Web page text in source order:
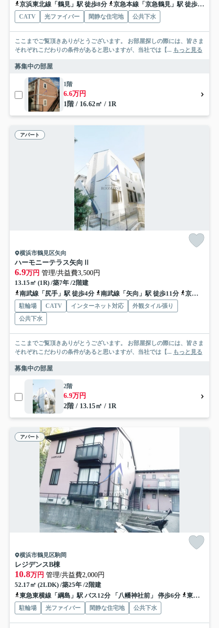
京浜東北線「鶴見」駅 徒歩8分
京急本線「京急鶴見」駅 徒歩9分
CATV 光ファイバー 閑静な住宅地 公共下水
ここまでご覧頂きありがとうございます。 お部屋探しの際には、皆さま
それぞれこだわりの条件があると思いますが、当社では【... もっと見る
募集中の部屋
1階
6.6万円
1階 / 16.62㎡ / 1R
アパート
横浜市鶴見区矢向
ハーモニーテラス矢向Ⅱ
6.9万円 管理/共益費3,500円
13.15㎡ (1R) /築7年 /2階建
南武線「尻手」駅 徒歩4分
南武線「矢向」駅 徒歩11分 京浜東北線「川崎」駅 徒歩19分
駐輪場 CATV インターネット対応
外観タイル張り
公共下水
ここまでご覧頂きありがとうございます。 お部屋探しの際には、皆さま
それぞれこだわりの条件があると思いますが、当社では【... もっと見る
募集中の部屋
2階
6.9万円
2階 / 13.15㎡ / 1R
アパート
横浜市鶴見区駒岡
レジデンスB棟
10.8万円 管理/共益費2,000円
52.17㎡ (2LDK) /築25年 /2階建
東急東横線「綱島」駅 バス12分 「八幡神社前」 停歩6分
東急新横浜線「新綱島」駅 徒歩30分
駐輪場 光ファイバー 閑静な住宅地 公共下水